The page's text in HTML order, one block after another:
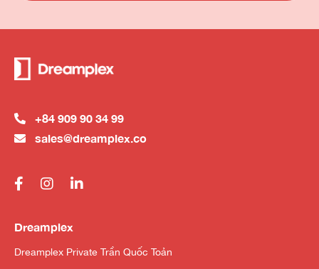
+84 909 90 34 99
sales@dreamplex.co
Dreamplex
Dreamplex Private Trần Quốc Toản